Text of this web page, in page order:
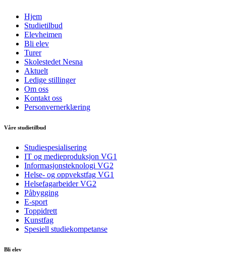
Hjem
Studietilbud
Elevheimen
Bli elev
Turer
Skolestedet Nesna
Aktuelt
Ledige stillinger
Om oss
Kontakt oss
Personvernerklæring
Våre studietilbud
Studiespesialisering
IT og medieproduksjon VG1
Informasjonsteknologi VG2
Helse- og oppvekstfag VG1
Helsefagarbeider VG2
Påbygging
E-sport
Toppidrett
Kunstfag
Spesiell studiekompetanse
Bli elev